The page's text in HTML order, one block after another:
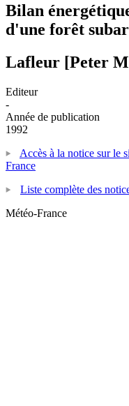
Bilan
d'une forêt
Lafleur [Peter
Editeur
-
Année de publication
1992
Accès à la notice sur le
France
Liste complète des
Météo-France